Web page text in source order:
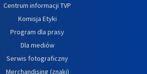
Centrum informacji TVP
Komisja Etyki
Program dla prasy
Dla mediów
Serwis fotograficzny
Merchandising (znaki)